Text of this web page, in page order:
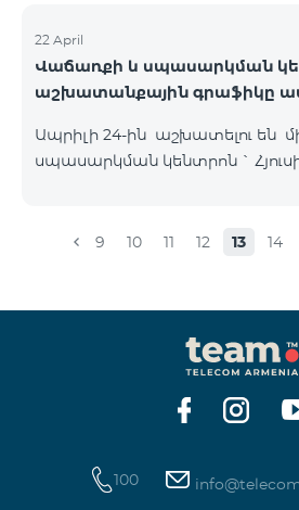
22 April
Վաճառքի և սպասարկման
աշխատանքային գրաֆիկը
Ապրիլի 24-ին աշխատելու են
սպասարկման կենտրոն `
Հյուսիսային Պողոտա Հյուսիսային պողոտա 4 ,
ժամանման սրահ Շուրջօրյա
9 10 11 12 13 14
100